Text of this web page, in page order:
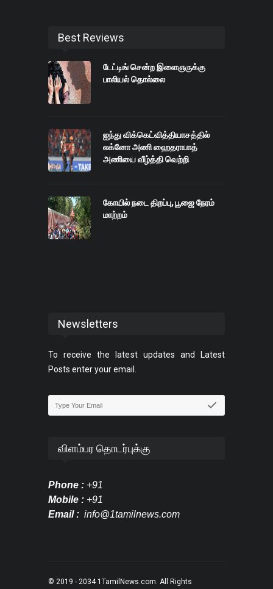
Best Reviews
டேட்டிங் சென்ற இளைஞருக்கு
பாலியல் தொல்லை
ஐந்து விக்கெட்வித்தியாசத்தில்
லக்னோ அணி ஹைதராபாத்
அணியை வீழ்த்தி வெற்றி
கோயில் நடை திறப்பு, பூஜை நேரம்
மாற்றம்
Newsletters
To receive the latest updates and Latest
Posts enter your email.
விளம்பர தொடர்புக்கு
Phone : +91
Mobile : +91
Email : info@1tamilnews.com
© 2019 - 2034 1TamilNews.com. All Rights